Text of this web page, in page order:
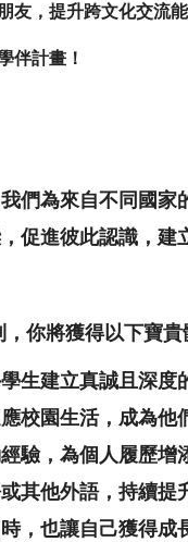
友，提升跨文化交流
伴計畫！
們為來自不同國
促進彼此認識，建
你將獲得以下寶貴
生建立真誠且深度
校園生活，成為他
驗，為個人履歷增
其他外語，持續提
，也讓自己獲得成